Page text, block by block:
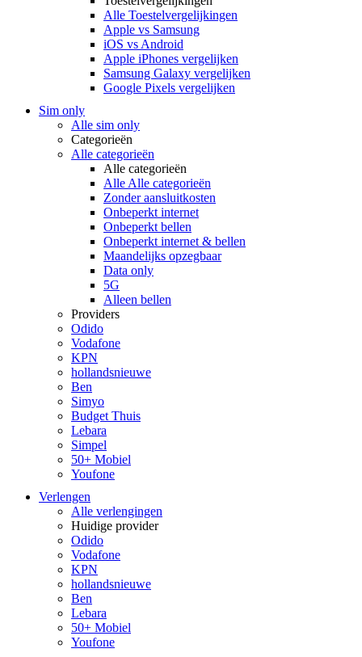
Alle Toestelvergelijkingen
Apple vs Samsung
iOS vs Android
Apple iPhones vergelijken
Samsung Galaxy vergelijken
Google Pixels vergelijken
Sim only
Alle sim only
Categorieën
Alle categorieën
Alle categorieën
Alle Alle categorieën
Zonder aansluitkosten
Onbeperkt internet
Onbeperkt bellen
Onbeperkt internet & bellen
Maandelijks opzegbaar
Data only
5G
Alleen bellen
Providers
Odido
Vodafone
KPN
hollandsnieuwe
Ben
Simyo
Budget Thuis
Lebara
Simpel
50+ Mobiel
Youfone
Verlengen
Alle verlengingen
Huidige provider
Odido
Vodafone
KPN
hollandsnieuwe
Ben
Lebara
50+ Mobiel
Youfone